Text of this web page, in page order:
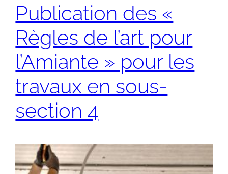
Publication des «
Règles de l’art pour
l’Amiante » pour les
travaux en sous-
section 4